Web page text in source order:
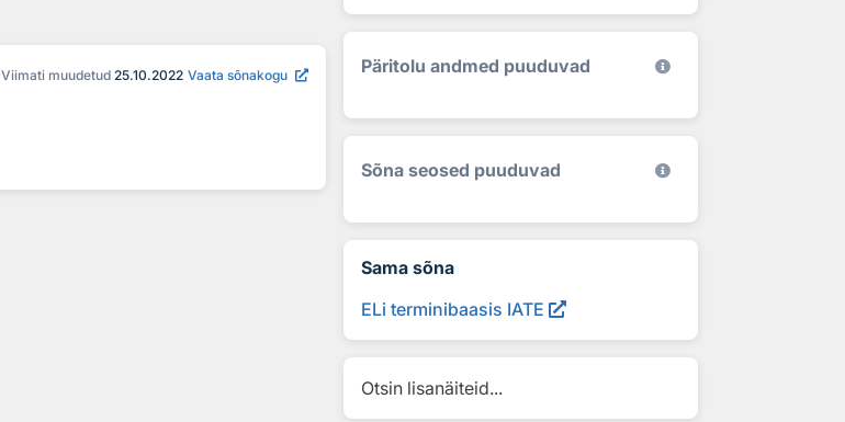
Viimati muudetud 25.10.2022 Vaata sõnakogu Päritolu andmed puuduvad
Sõna seosed puuduvad
Sama sõna
ELi terminibaasis IATE
Otsin lisanäiteid...